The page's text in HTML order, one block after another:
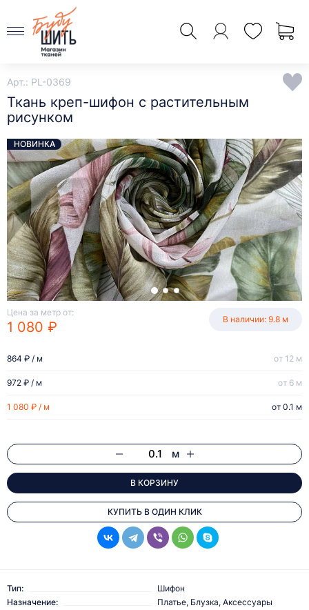
Арт.: PL-0369
Ткань креп-шифон с растительным
рисунком
Цена за метр от:
1 080 ₽ В наличии: 9.8 м
1 080 ₽ / м от 0.1 м
972 ₽ / м от 6 м
864 ₽ / м от 12 м
м
В КОРЗИНУ
КУПИТЬ В ОДИН КЛИК
НОВИНКА
Тип:
Шифон
Назначение:
Платье, Блузка, Аксессуары